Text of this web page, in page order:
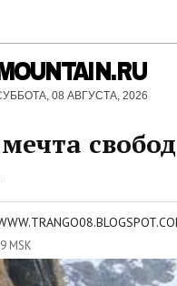
08 АВГУСТА, 2026
MSK